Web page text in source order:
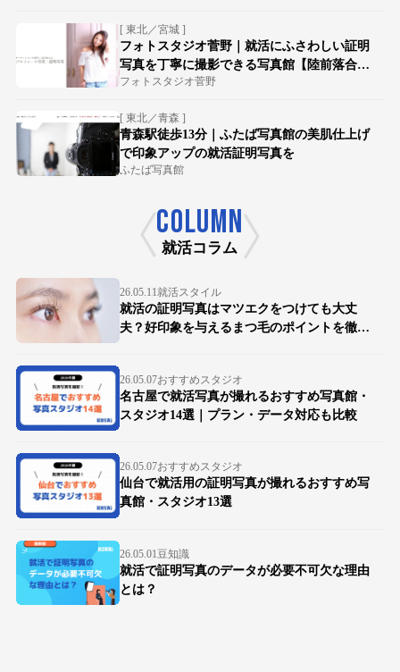
[ 東北／宮城 ]
フォトスタジオ菅野｜就活にふさわしい証明
写真を丁寧に撮影できる写真館【陸前落合駅
徒歩15分】
フォトスタジオ菅野
[ 東北／青森 ]
青森駅徒歩13分｜ふたば写真館の美肌仕上げ
で印象アップの就活証明写真を
ふたば写真館
COLUMN
就活コラム
26.05.11就活スタイル
就活の証明写真はマツエクをつけても大丈
夫？好印象を与えるまつ毛のポイントを徹底
26.05.07おすすめスタジオ
名古屋で就活写真が撮れるおすすめ写真館・
スタジオ14選｜プラン・データ対応も比較
26.05.07おすすめスタジオ
仙台で就活用の証明写真が撮れるおすすめ写
真館・スタジオ13選
26.05.01豆知識
就活で証明写真のデータが必要不可欠な理由
とは？